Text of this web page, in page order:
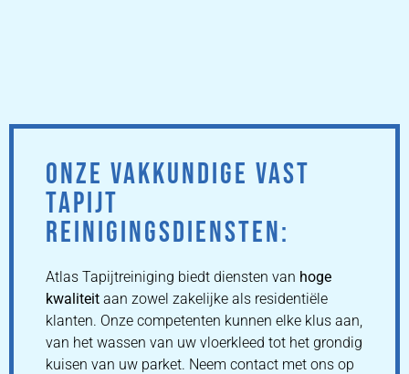
ONZE VAKKUNDIGE VAST
TAPIJT
REINIGINGSDIENSTEN:
Atlas Tapijtreiniging biedt diensten van hoge
kwaliteit aan zowel zakelijke als residentiële
klanten. Onze competenten kunnen elke klus aan,
van het wassen van uw vloerkleed tot het grondig
kuisen van uw parket. Neem contact met ons op